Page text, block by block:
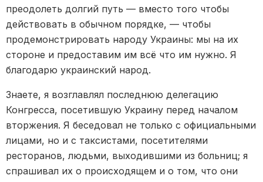
преодолеть долгий путь — вместо того чтобы
действовать в обычном порядке, — чтобы
продемонстрировать народу Украины: мы на их
стороне и предоставим им всё что им нужно. Я
благодарю украинский народ.
Знаете, я возглавлял последнюю делегацию
Конгресса, посетившую Украину перед началом
вторжения. Я беседовал не только с официальными
лицами, но и с таксистами, посетителями
ресторанов, людьми, выходившими из больниц; я
спрашивал их о происходящем и о том, что они